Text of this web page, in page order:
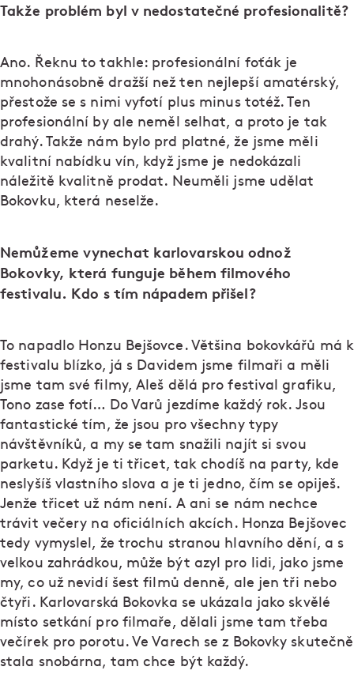
Takže problém byl v nedostatečné profesionalitě?
Ano. Řeknu to takhle: profesionální foťák je
mnohonásobně dražší než ten nejlepší amatérský,
přestože se s nimi vyfotí plus minus totéž. Ten
profesionální by ale neměl selhat, a proto je tak
drahý. Takže nám bylo prd platné, že jsme měli
kvalitní nabídku vín, když jsme je nedokázali
náležitě kvalitně prodat. Neuměli jsme udělat
Bokovku, která neselže.
Nemůžeme vynechat karlovarskou odnož
Bokovky, která funguje během filmového
festivalu. Kdo s tím nápadem přišel?
To napadlo Honzu Bejšovce. Většina bokovkářů má k
festivalu blízko, já s Davidem jsme filmaři a měli
jsme tam své filmy, Aleš dělá pro festival grafiku,
Tono zase fotí… Do Varů jezdíme každý rok. Jsou
fantastické tím, že jsou pro všechny typy
návštěvníků, a my se tam snažili najít si svou
parketu. Když je ti třicet, tak chodíš na party, kde
neslyšíš vlastního slova a je ti jedno, čím se opiješ.
Jenže třicet už nám není. A ani se nám nechce
trávit večery na oficiálních akcích. Honza Bejšovec
tedy vymyslel, že trochu stranou hlavního dění, a s
velkou zahrádkou, může být azyl pro lidi, jako jsme
my, co už nevidí šest filmů denně, ale jen tři nebo
čtyři. Karlovarská Bokovka se ukázala jako skvělé
místo setkání pro filmaře, dělali jsme tam třeba
večírek pro porotu. Ve Varech se z Bokovky skutečně
stala snobárna, tam chce být každý.